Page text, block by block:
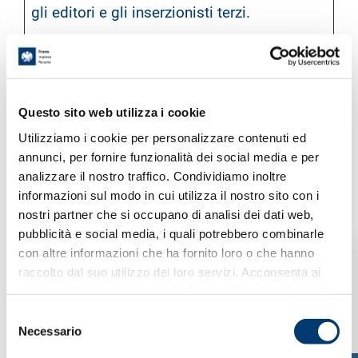
Questo sito web utilizza i cookie
Utilizziamo i cookie per personalizzare contenuti ed
annunci, per fornire funzionalità dei social media e per
analizzare il nostro traffico. Condividiamo inoltre
informazioni sul modo in cui utilizza il nostro sito con i
nostri partner che si occupano di analisi dei dati web,
pubblicità e social media, i quali potrebbero combinarle
con altre informazioni che ha fornito loro o che hanno
raccolto dal suo utilizzo dei loro servizi. Acconsenta ai
Necessario
gli editori e gli inserzionisti terzi.
e
Durat
a
massi
viazio
ne
__Secur
e-
ROLLOU
T_TOKE
N
YouTube
Utilizzato per
tracciare
l'interazione
dell'utente con i
contenuti
incorporati.
180
giorni
e-YEC
one